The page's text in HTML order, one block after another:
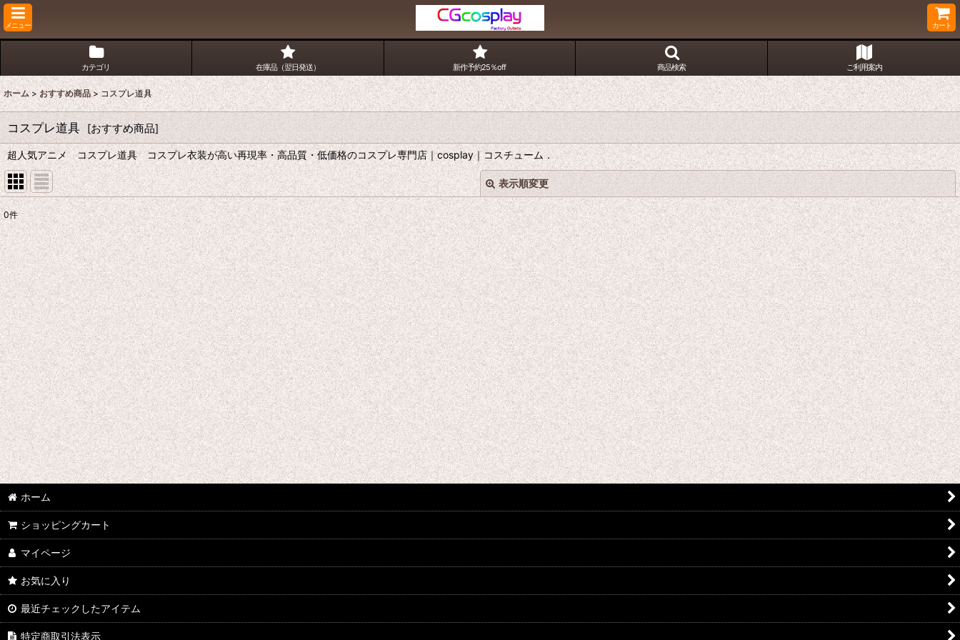
メニュー カート
カテゴリ 在庫品（翌日発送） 新作予約25％off 商品検索 ご利用案内
ホーム > おすすめ商品 > コスプレ道具
コスプレ道具 [おすすめ商品]
超人気アニメ コスプレ道具 コスプレ衣装が高い再現率・高品質・低価格のコスプレ専門店｜cosplay｜コスチューム．
表示順変更
表示数:
並び順:
絞り込む
閉じる
0件
ホーム
ショッピングカート
マイページ
お気に入り
最近チェックしたアイテム
特定商取引法表示